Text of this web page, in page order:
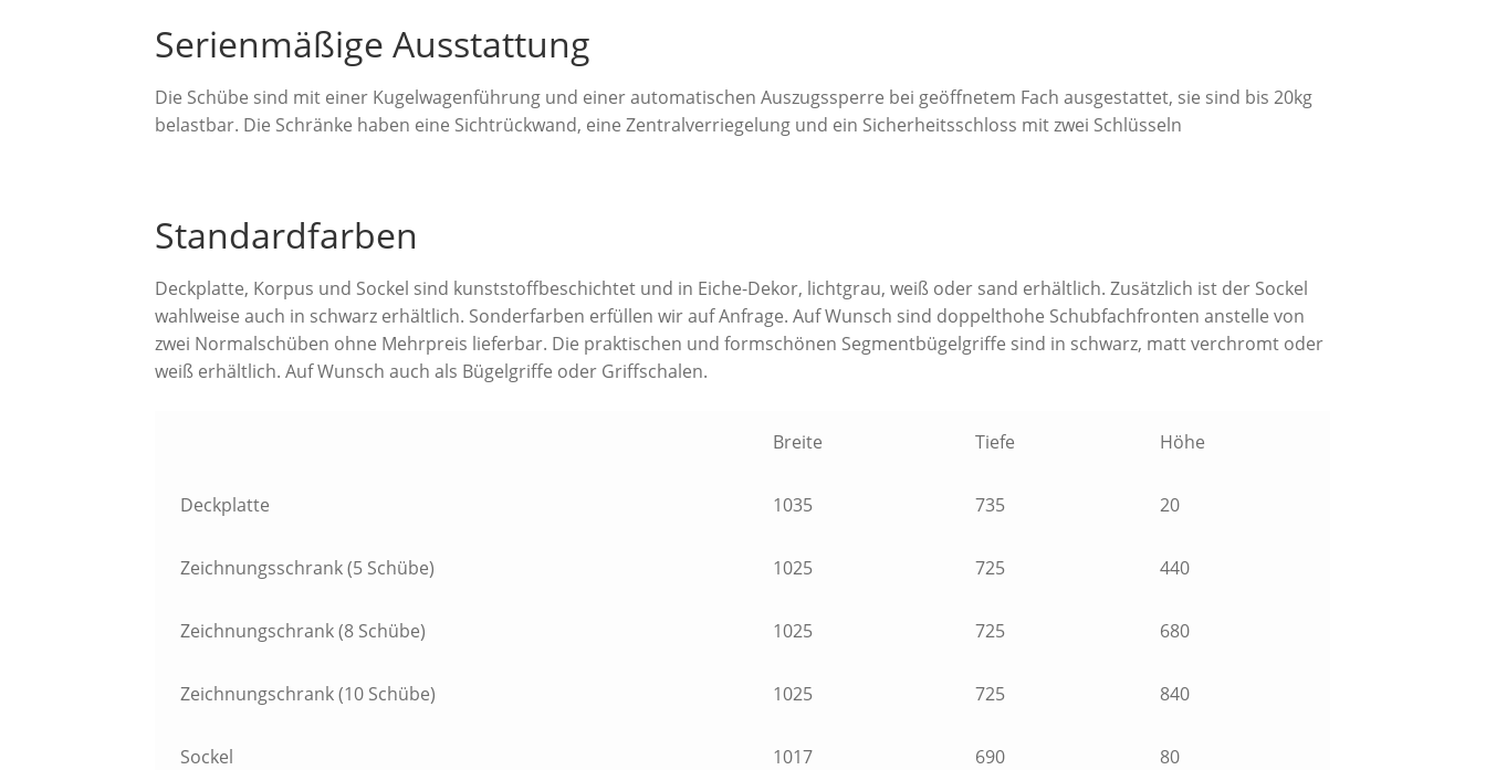
Serienmäßige Ausstattung
Die Schübe sind mit einer Kugelwagenführung und einer automatischen Auszugssperre bei geöffnetem Fach ausgestattet, sie sind bis 20kg
belastbar. Die Schränke haben eine Sichtrückwand, eine Zentralverriegelung und ein Sicherheitsschloss mit zwei Schlüsseln
Standardfarben
Deckplatte, Korpus und Sockel sind kunststoffbeschichtet und in Eiche-Dekor, lichtgrau, weiß oder sand erhältlich. Zusätzlich ist der Sockel
wahlweise auch in schwarz erhältlich. Sonderfarben erfüllen wir auf Anfrage. Auf Wunsch sind doppelthohe Schubfachfronten anstelle von
zwei Normalschüben ohne Mehrpreis lieferbar. Die praktischen und formschönen Segmentbügelgriffe sind in schwarz, matt verchromt oder
weiß erhältlich. Auf Wunsch auch als Bügelgriffe oder Griffschalen.
Breite Tiefe Höhe
Deckplatte 1035 735 20
Zeichnungsschrank (5 Schübe) 1025 725 440
Zeichnungschrank (8 Schübe) 1025 725 680
Zeichnungschrank (10 Schübe) 1025 725 840
Sockel 1017 690 80